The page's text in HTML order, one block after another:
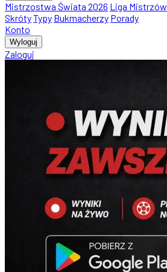
Mistrzostwa Świata 2026 Liga Mistrzów
SkrótyTypy Bukmacherzy Porady
Konto
Wyloguj
Zaloguj